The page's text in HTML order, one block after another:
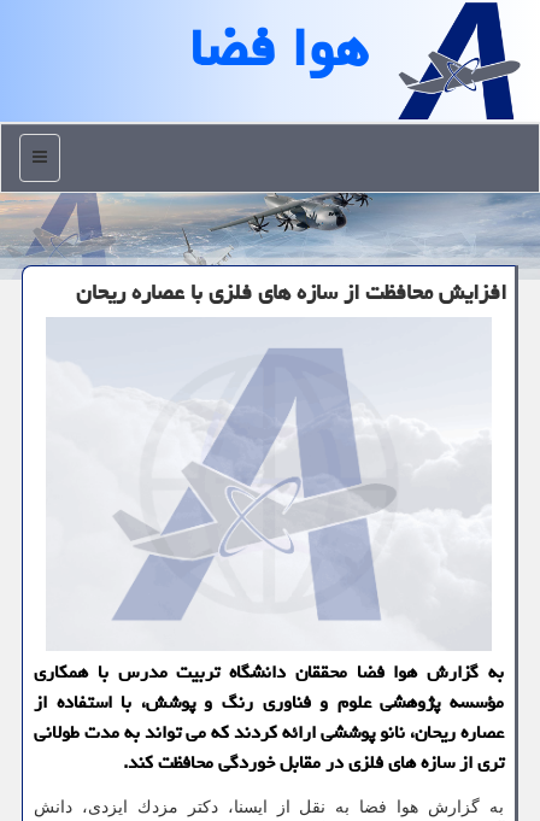
هوا فضا
منو
افزایش محافظت از سازه های فلزی با عصاره ریحان
به گزارش هوا فضا محققان دانشگاه تربیت مدرس با همكاری
مؤسسه پژوهشی علوم و فناوری رنگ و پوشش، با استفاده از
عصاره ریحان، نانو پوششی ارائه كردند كه می تواند به مدت طولانی
تری از سازه های فلزی در مقابل خوردگی محافظت كند.
به گزارش هوا فضا به نقل از ایسنا، دكتر مزدك ایزدی، دانش